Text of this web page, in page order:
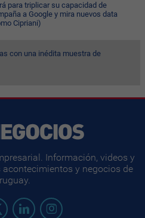
para triplicar su capacidad de
a Google y mira nuevos data
Cipriani)
con una inédita muestra de
Información, videos y
y negocios de